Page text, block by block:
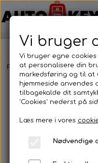
Forside Bilnøgler
Vi bruger
Vi bruger egne
at personalisere din
markedsføring og til at
hjemmeside anvendes
tilbagekalde dit
'Cookies' nederst på
Læs mere i vores
Nødvendige